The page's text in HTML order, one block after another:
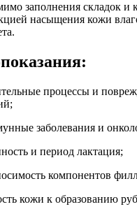
заполнения складок и
насыщения кожи
процессы и
заболевания и
и период лактация;
компонентов
кожи к образованию